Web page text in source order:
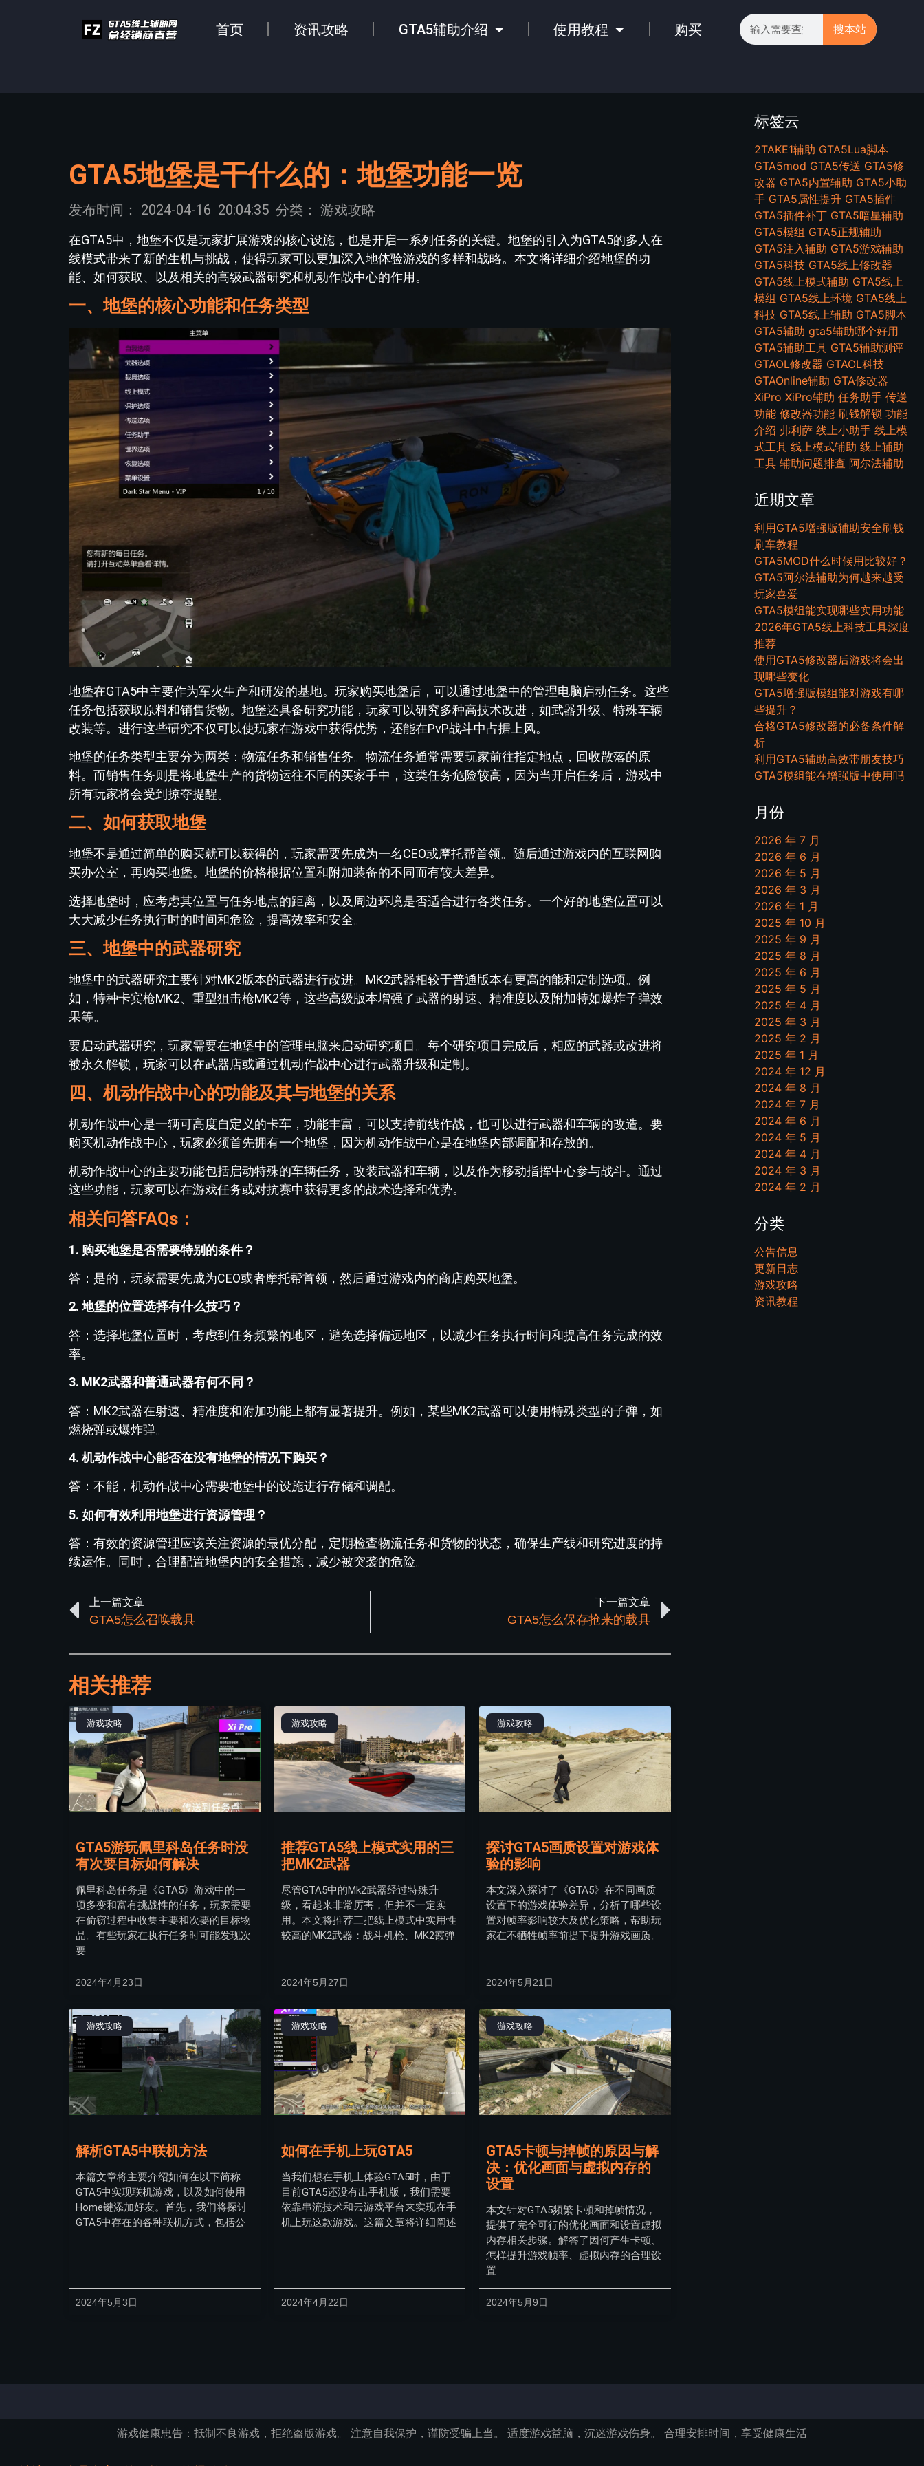
首页 资讯攻略 GTA5辅助介绍 使用教程 购买 搜本站
GTA5地堡是干什么的：地堡功能一览
发布时间： 2024-04-16 20:04:35 分类： 游戏攻略
在GTA5中，地堡不仅是玩家扩展游戏的核心设施，也是开启一系列任务的关键。地堡的引入为GTA5的多人在
线模式带来了新的生机与挑战，使得玩家可以更加深入地体验游戏的多样和战略。本文将详细介绍地堡的功
能、如何获取、以及相关的高级武器研究和机动作战中心的作用。
一、地堡的核心功能和任务类型
地堡在GTA5中主要作为军火生产和研发的基地。玩家购买地堡后，可以通过地堡中的管理电脑启动任务。这些
任务包括获取原料和销售货物。地堡还具备研究功能，玩家可以研究多种高技术改进，如武器升级、特殊车辆
改装等。进行这些研究不仅可以使玩家在游戏中获得优势，还能在PvP战斗中占据上风。
地堡的任务类型主要分为两类：物流任务和销售任务。物流任务通常需要玩家前往指定地点，回收散落的原
料。而销售任务则是将地堡生产的货物运往不同的买家手中，这类任务危险较高，因为当开启任务后，游戏中
所有玩家将会受到掠夺提醒。
二、如何获取地堡
地堡不是通过简单的购买就可以获得的，玩家需要先成为一名CEO或摩托帮首领。随后通过游戏内的互联网购
买办公室，再购买地堡。地堡的价格根据位置和附加装备的不同而有较大差异。
选择地堡时，应考虑其位置与任务地点的距离，以及周边环境是否适合进行各类任务。一个好的地堡位置可以
大大减少任务执行时的时间和危险，提高效率和安全。
三、地堡中的武器研究
地堡中的武器研究主要针对MK2版本的武器进行改进。MK2武器相较于普通版本有更高的能和定制选项。例
如，特种卡宾枪MK2、重型狙击枪MK2等，这些高级版本增强了武器的射速、精准度以及附加特如爆炸子弹效
果等。
要启动武器研究，玩家需要在地堡中的管理电脑来启动研究项目。每个研究项目完成后，相应的武器或改进将
被永久解锁，玩家可以在武器店或通过机动作战中心进行武器升级和定制。
四、机动作战中心的功能及其与地堡的关系
机动作战中心是一辆可高度自定义的卡车，功能丰富，可以支持前线作战，也可以进行武器和车辆的改造。要
购买机动作战中心，玩家必须首先拥有一个地堡，因为机动作战中心是在地堡内部调配和存放的。
机动作战中心的主要功能包括启动特殊的车辆任务，改装武器和车辆，以及作为移动指挥中心参与战斗。通过
这些功能，玩家可以在游戏任务或对抗赛中获得更多的战术选择和优势。
相关问答FAQs：
1. 购买地堡是否需要特别的条件？
答：是的，玩家需要先成为CEO或者摩托帮首领，然后通过游戏内的商店购买地堡。
2. 地堡的位置选择有什么技巧？
答：选择地堡位置时，考虑到任务频繁的地区，避免选择偏远地区，以减少任务执行时间和提高任务完成的效
率。
3. MK2武器和普通武器有何不同？
答：MK2武器在射速、精准度和附加功能上都有显著提升。例如，某些MK2武器可以使用特殊类型的子弹，如
燃烧弹或爆炸弹。
4. 机动作战中心能否在没有地堡的情况下购买？
答：不能，机动作战中心需要地堡中的设施进行存储和调配。
5. 如何有效利用地堡进行资源管理？
答：有效的资源管理应该关注资源的最优分配，定期检查物流任务和货物的状态，确保生产线和研究进度的持
续运作。同时，合理配置地堡内的安全措施，减少被突袭的危险。
上一篇文章
GTA5怎么召唤载具
下一篇文章
GTA5怎么保存抢来的载具
相关推荐
游戏攻略
GTA5游玩佩里科岛任务时没
有次要目标如何解决
佩里科岛任务是《GTA5》游戏中的一
项多变和富有挑战性的任务，玩家需要
在偷窃过程中收集主要和次要的目标物
品。有些玩家在执行任务时可能发现次
要
2024年4月23日
游戏攻略
推荐GTA5线上模式实用的三
把MK2武器
尽管GTA5中的Mk2武器经过特殊升
级，看起来非常厉害，但并不一定实
用。本文将推荐三把线上模式中实用性
较高的MK2武器：战斗机枪、MK2霰弹
2024年5月27日
游戏攻略
探讨GTA5画质设置对游戏体
验的影响
本文深入探讨了《GTA5》在不同画质
设置下的游戏体验差异，分析了哪些设
置对帧率影响较大及优化策略，帮助玩
家在不牺牲帧率前提下提升游戏画质。
2024年5月21日
游戏攻略
解析GTA5中联机方法
本篇文章将主要介绍如何在以下简称
GTA5中实现联机游戏，以及如何使用
Home键添加好友。首先，我们将探讨
GTA5中存在的各种联机方式，包括公
2024年5月3日
游戏攻略
如何在手机上玩GTA5
当我们想在手机上体验GTA5时，由于
目前GTA5还没有出手机版，我们需要
依靠串流技术和云游戏平台来实现在手
机上玩这款游戏。这篇文章将详细阐述
2024年4月22日
游戏攻略
GTA5卡顿与掉帧的原因与解
决：优化画面与虚拟内存的
设置
本文针对GTA5频繁卡顿和掉帧情况，
提供了完全可行的优化画面和设置虚拟
内存相关步骤。解答了因何产生卡顿、
怎样提升游戏帧率、虚拟内存的合理设
置
2024年5月9日
标签云
2TAKE1辅助 GTA5Lua脚本
GTA5mod GTA5传送 GTA5修
改器 GTA5内置辅助 GTA5小助
手 GTA5属性提升 GTA5插件
GTA5插件补丁 GTA5暗星辅助
GTA5模组 GTA5正规辅助
GTA5注入辅助 GTA5游戏辅助
GTA5科技 GTA5线上修改器
GTA5线上模式辅助 GTA5线上
模组 GTA5线上环境 GTA5线上
科技 GTA5线上辅助 GTA5脚本
GTA5辅助 gta5辅助哪个好用
GTA5辅助工具 GTA5辅助测评
GTAOL修改器 GTAOL科技
GTAOnline辅助 GTA修改器
XiPro XiPro辅助 任务助手 传送
功能 修改器功能 刷钱解锁 功能
介绍 弗利萨 线上小助手 线上模
式工具 线上模式辅助 线上辅助
工具 辅助问题排查 阿尔法辅助
近期文章
利用GTA5增强版辅助安全刷钱
刷车教程
GTA5MOD什么时候用比较好？
GTA5阿尔法辅助为何越来越受
玩家喜爱
GTA5模组能实现哪些实用功能
2026年GTA5线上科技工具深度
推荐
使用GTA5修改器后游戏将会出
现哪些变化
GTA5增强版模组能对游戏有哪
些提升？
合格GTA5修改器的必备条件解
析
利用GTA5辅助高效带朋友技巧
GTA5模组能在增强版中使用吗
月份
2026 年 7 月
2026 年 6 月
2026 年 5 月
2026 年 3 月
2026 年 1 月
2025 年 10 月
2025 年 9 月
2025 年 8 月
2025 年 6 月
2025 年 5 月
2025 年 4 月
2025 年 3 月
2025 年 2 月
2025 年 1 月
2024 年 12 月
2024 年 8 月
2024 年 7 月
2024 年 6 月
2024 年 5 月
2024 年 4 月
2024 年 3 月
2024 年 2 月
分类
公告信息
更新日志
游戏攻略
资讯教程
游戏健康忠告：抵制不良游戏，拒绝盗版游戏。 注意自我保护，谨防受骗上当。 适度游戏益脑，沉迷游戏伤身。 合理安排时间，享受健康生活